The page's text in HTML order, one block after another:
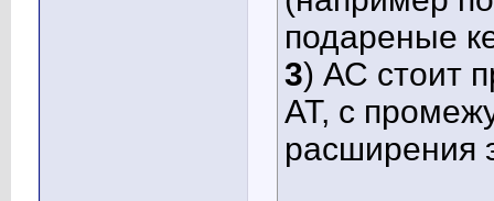
подареные
3) АС стоит
АТ, с
расширения